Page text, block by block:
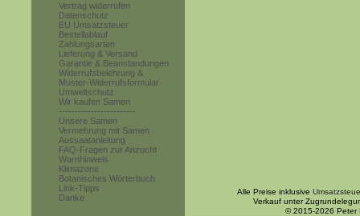
Vertrag widerrufen
Datenschutz
EU Umsatzsteuer
Bestellablauf
Zahlungsarten
Lieferung & Versand
Garantie & Beanstandungen
Widerrufsbelehrung &
Muster-Widerrufsformular
Umweltschutz
Wir kaufen Samen
------------------------
Unsere Samen
Vermehrung mit Samen
Aussaatanleitung
FAQ-Fragen zur Anzucht
Warnhinweis
Klimazone
Botanisches Wörterbuch
Link-Tipps
Danke
Alle Preise inklusive
Verkauf unter
© 2015-2026 Peter